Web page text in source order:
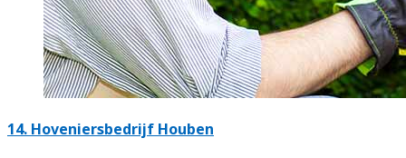
14. Hoveniersbedrijf Houben